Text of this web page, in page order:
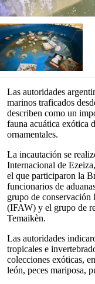
Las autoridades
marinos traficados
describen como un
fauna acuática exótica
ornamentales.
La incautación se
Internacional de
el que participaron la
funcionarios de
grupo de
(IFAW) y el grupo de
Temaikèn.
Las autoridades
tropicales e
colecciones exóticas,
león, peces mariposa,